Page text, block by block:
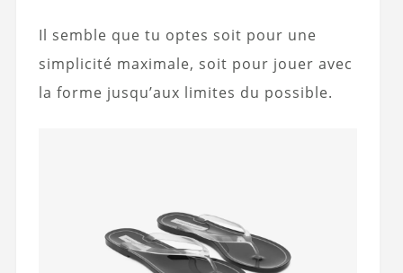
Il semble que tu optes soit pour une
simplicité maximale, soit pour jouer avec
la forme jusqu’aux limites du possible.